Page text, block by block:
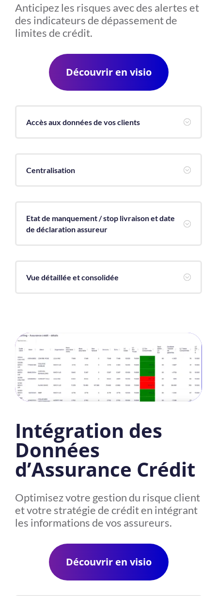
Anticipez les risques avec des alertes et
des indicateurs de dépassement de
limites de crédit.
Découvrir en visio
;
Accès aux données de vos clients
;
Centralisation
;
Etat de manquement / stop livraison et date
de déclaration assureur
;
Vue détaillée et consolidée
Intégration des
Données
d’Assurance Crédit
Optimisez votre gestion du risque client
et votre stratégie de crédit en intégrant
les informations de vos assureurs.
Découvrir en visio